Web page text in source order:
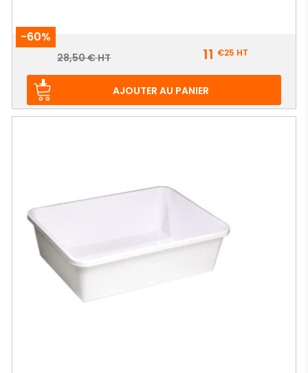
-60%
Prix
Prix
28,50 € HT 11 €25 HT
AJOUTER AU PANIER